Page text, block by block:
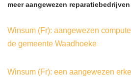
meer aangewezen
Winsum (Fr): aangewezen
de gemeente Waadhoeke
Winsum (Fr): een aangewezen